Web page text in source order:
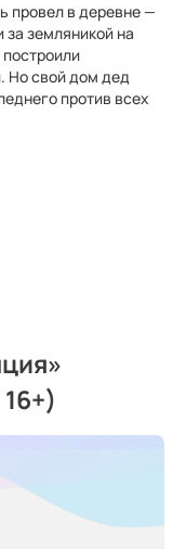
провел в деревне —
земляникой на
Но свой дом дед
против всех
»